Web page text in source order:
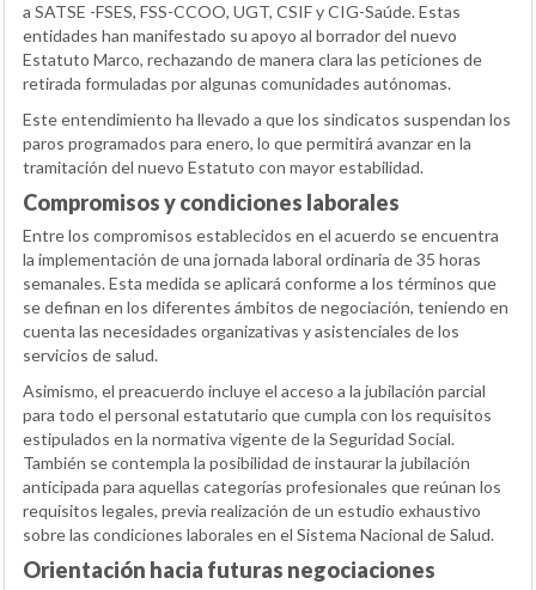
a SATSE -FSES, FSS-CCOO, UGT, CSIF y CIG-Saúde. Estas
entidades han manifestado su apoyo al borrador del nuevo
Estatuto Marco, rechazando de manera clara las peticiones de
retirada formuladas por algunas comunidades autónomas.
Este entendimiento ha llevado a que los sindicatos suspendan los
paros programados para enero, lo que permitirá avanzar en la
tramitación del nuevo Estatuto con mayor estabilidad.
Compromisos y condiciones laborales
Entre los compromisos establecidos en el acuerdo se encuentra
la implementación de una jornada laboral ordinaria de 35 horas
semanales. Esta medida se aplicará conforme a los términos que
se definan en los diferentes ámbitos de negociación, teniendo en
cuenta las necesidades organizativas y asistenciales de los
servicios de salud.
Asimismo, el preacuerdo incluye el acceso a la jubilación parcial
para todo el personal estatutario que cumpla con los requisitos
estipulados en la normativa vigente de la Seguridad Social.
También se contempla la posibilidad de instaurar la jubilación
anticipada para aquellas categorías profesionales que reúnan los
requisitos legales, previa realización de un estudio exhaustivo
sobre las condiciones laborales en el Sistema Nacional de Salud.
Orientación hacia futuras negociaciones